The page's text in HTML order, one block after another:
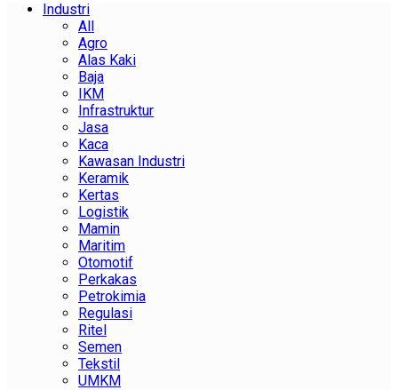
Industri
All
Agro
Alas Kaki
Baja
IKM
Infrastruktur
Jasa
Kaca
Kawasan Industri
Keramik
Kertas
Logistik
Mamin
Maritim
Otomotif
Perkakas
Petrokimia
Regulasi
Ritel
Semen
Tekstil
UMKM